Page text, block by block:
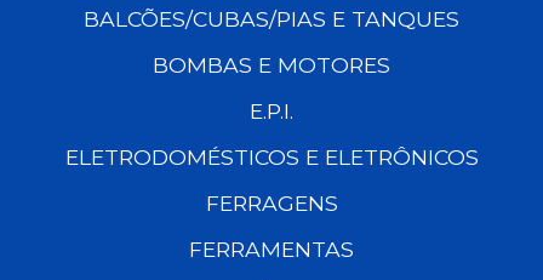
BALCÕES/CUBAS/PIAS E TANQUES
BOMBAS E MOTORES
E.P.I.
ELETRODOMÉSTICOS E ELETRÔNICOS
FERRAGENS
FERRAMENTAS